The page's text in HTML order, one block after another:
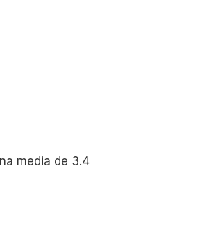
media de 3.4